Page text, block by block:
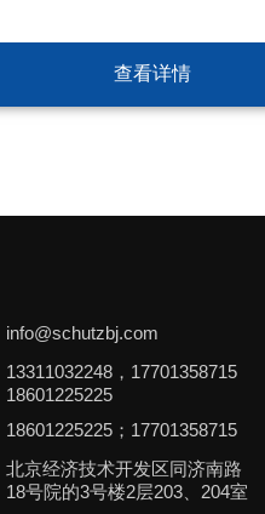
查看详情
info@schutzbj.com
13311032248，17701358715
18601225225
18601225225；17701358715
北京经济技术开发区同济南路
18号院的3号楼2层203、204室